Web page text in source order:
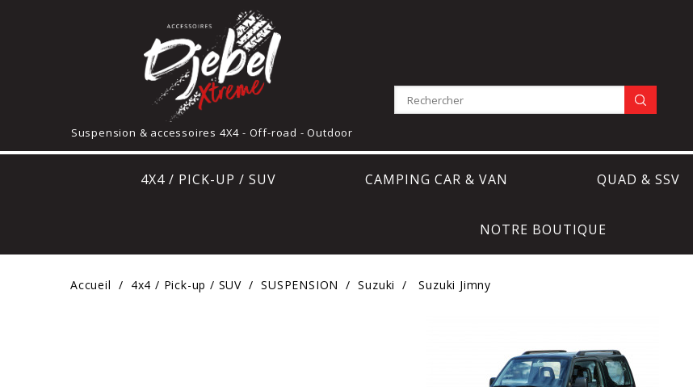
Suspension & accessoires 4X4 - Off-road - Outdoor
4X4 / PICK-UP / SUV CAMPING CAR & VAN QUAD & SSV
NOTRE BOUTIQUE
Accueil 4x4 / Pick-up / SUV SUSPENSION Suzuki Suzuki Jimny